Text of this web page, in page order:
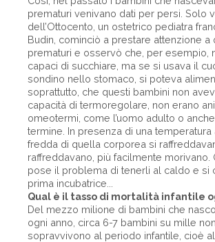
prematuri venivano dati per persi. Solo
dell’Ottocento, un ostetrico pediatra
Budin, cominciò a prestare attenzione a
prematuri e osservò che, per esempio,
capaci di succhiare, ma se si usava il
sondino nello stomaco, si poteva
soprattutto, che questi bambini non
capacità di termoregolare, non erano
omeotermi, come l’uomo adulto o
termine. In presenza di una temperatura
fredda di quella corporea si
raffreddavano, più facilmente morivano.
pose il problema di tenerli al caldo e si
prima incubatrice...
Qual è il tasso di mortalità infantile
Del mezzo milione di bambini che
ogni anno, circa 6-7 bambini su mille non
sopravvivono al periodo infantile, cioè